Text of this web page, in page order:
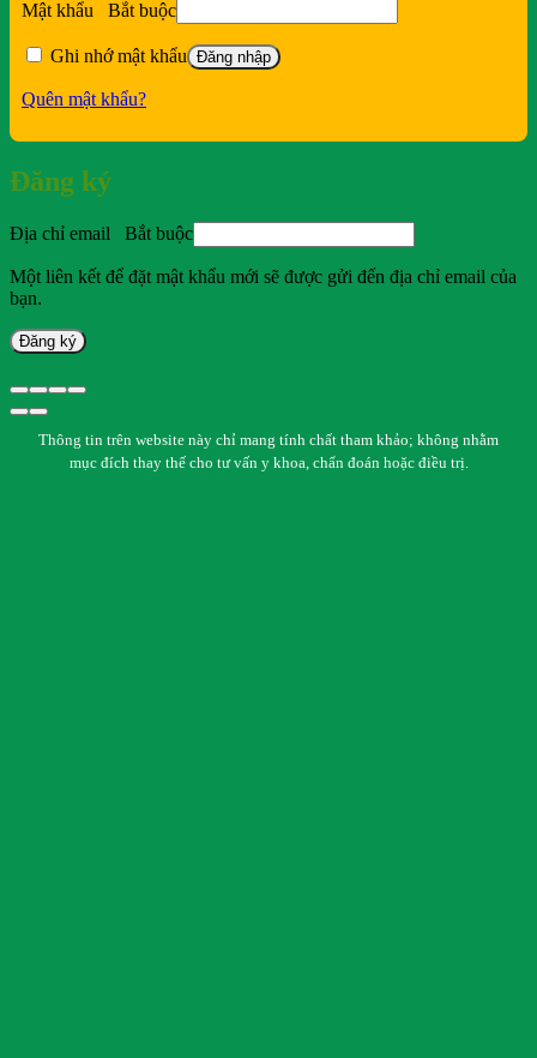
Mật khẩu Bắt buộc
Ghi nhớ mật khẩu Đăng nhập
Quên mật khẩu?
Đăng ký
Địa chỉ email Bắt buộc
Một liên kết để đặt mật khẩu mới sẽ được gửi đến địa chỉ email của
bạn.
Đăng ký
Thông tin trên website này chỉ mang tính chất tham khảo; không nhằm
mục đích thay thế cho tư vấn y khoa, chẩn đoán hoặc điều trị.